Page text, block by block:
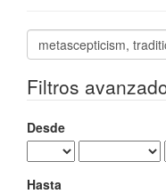
Buscar
artículos
Filtros
Desde
Hasta